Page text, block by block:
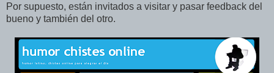
Por supuesto, están invitados a visitar y pasar feedback del
bueno y también del otro.